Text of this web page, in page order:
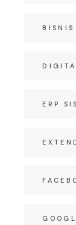
BISNIS
ERP